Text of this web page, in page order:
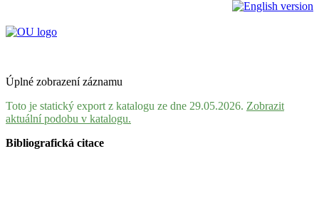
Úplné zobrazení záznamu
Toto je statický export z katalogu ze dne 29.05.2026. Zobrazit
aktuální podobu v katalogu.
Bibliografická citace